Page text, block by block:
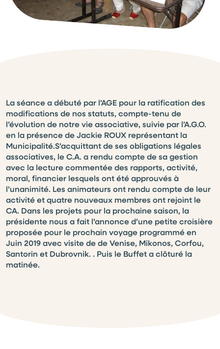
La séance a débuté par l’AGE pour la ratification des
modifications de nos statuts, compte-tenu de
l’évolution de notre vie associative, suivie par l’A.G.O.
en la présence de Jackie ROUX représentant la
Municipalité.S’acquittant de ses obligations légales
associatives, le C.A. a rendu compte de sa gestion
avec la lecture commentée des rapports, activité,
moral, financier lesquels ont été approuvés à
l’unanimité. Les animateurs ont rendu compte de leur
activité et quatre nouveaux membres ont rejoint le
CA. Dans les projets pour la prochaine saison, la
présidente nous a fait l’annonce d’une petite croisière
proposée pour le prochain voyage programmé en
Juin 2019 avec visite de de Venise, Mikonos, Corfou,
Santorin et Dubrovnik. . Puis le Buffet a clôturé la
matinée.